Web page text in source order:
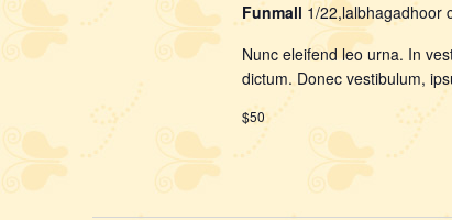
Funmall 1/22,lalbhagadhoor
Nunc eleifend leo urna. In
dictum. Donec vestibulum,
$50